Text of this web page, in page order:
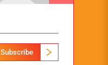
Subscribe